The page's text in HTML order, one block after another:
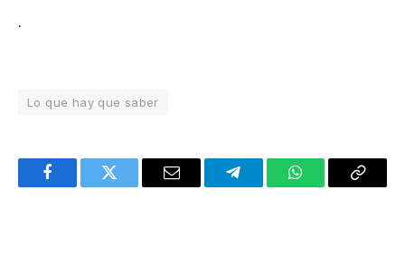
.
Lo que hay que saber
FacebookTwitter Email TelegramWhatsAppCopy